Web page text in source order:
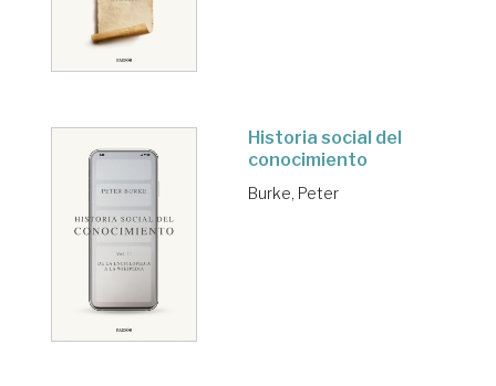
Historia social del
conocimiento
Burke, Peter